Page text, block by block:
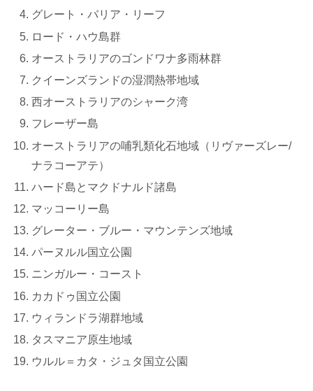
グレート・バリア・リーフ
ロード・ハウ島群
オーストラリアのゴンドワナ多雨林群
クイーンズランドの湿潤熱帯地域
西オーストラリアのシャーク湾
フレーザー島
オーストラリアの哺乳類化石地域（リヴァーズレー/
ナラコーアテ）
ハード島とマクドナルド諸島
マッコーリー島
グレーター・ブルー・マウンテンズ地域
パーヌルル国立公園
ニンガルー・コースト
カカドゥ国立公園
ウィランドラ湖群地域
タスマニア原生地域
ウルル＝カタ・ジュタ国立公園